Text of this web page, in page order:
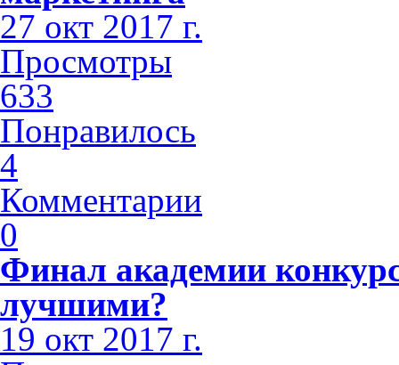
27 окт 2017 г.
Просмотры
633
Понравилось
4
Комментарии
0
Финал академии
лучшими?
19 окт 2017 г.